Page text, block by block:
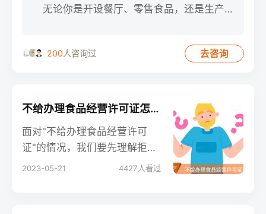
无论你是开设餐厅、零售食品，还是生产加
200人咨询过 去咨询
不给办理食品经营许可证怎么办：解决策略与建议
面对"不给办理食品经营许可
证"的情况，我们要先理解拒签
的原因，然后进行适当的整改
2023-05-21 4427 人看过